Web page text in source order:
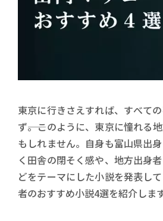
東京に行きさえすれば、すべて
ず――。このように、東京に憧れる
もしれません。自身も富山県出
く田舎の閉そく感や、地方出身
どをテーマにした小説を発表し
者のおすすめ小説4選を紹介します